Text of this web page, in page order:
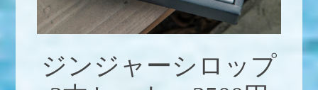
ジンジャーシロップ